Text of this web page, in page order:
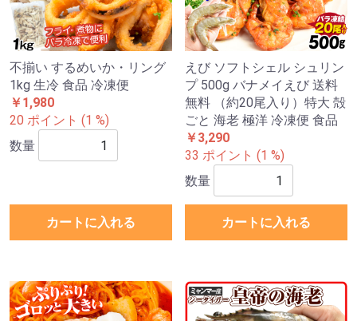
不揃い するめいか・リング
1kg 生冷 食品 冷凍便
￥1,980
20 ポイント (1 %)
数量
カートに入れる
えび ソフトシェル シュリン
プ 500g バナメイえび 送料
無料 （約20尾入り）特大 殻
ごと 海老 極洋 冷凍便 食品
￥3,290
33 ポイント (1 %)
数量
カートに入れる